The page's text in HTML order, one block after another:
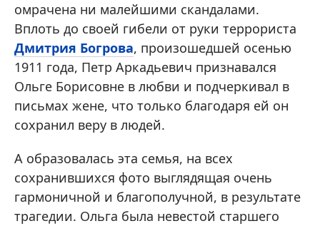
омрачена ни малейшими скандалами.
Вплоть до своей гибели от руки террориста
Дмитрия Богрова, произошедшей осенью
1911 года, Петр Аркадьевич признавался
Ольге Борисовне в любви и подчеркивал в
письмах жене, что только благодаря ей он
сохранил веру в людей.
А образовалась эта семья, на всех
сохранившихся фото выглядящая очень
гармоничной и благополучной, в результате
трагедии. Ольга была невестой старшего